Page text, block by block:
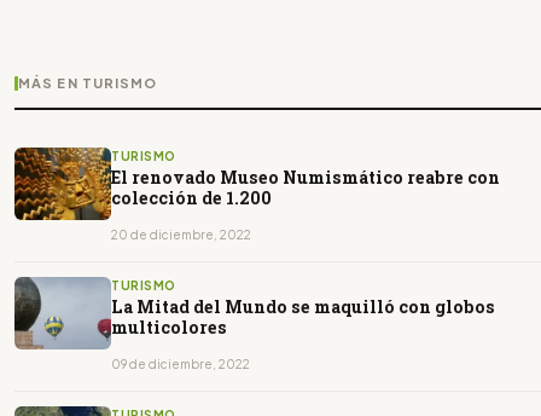
MÁS EN TURISMO
TURISMO
El renovado Museo Numismático reabre con
colección de 1.200
20 de diciembre, 2022
TURISMO
La Mitad del Mundo se maquilló con globos
multicolores
09 de diciembre, 2022